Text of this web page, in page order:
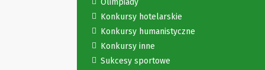
Olimpiady
Konkursy hotelarskie
Konkursy humanistyczne
Konkursy inne
Sukcesy sportowe